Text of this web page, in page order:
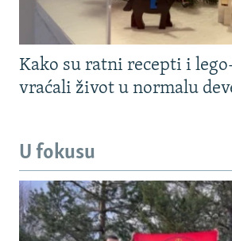
Kako su ratni recepti i
vraćali život u normalu
U fokusu